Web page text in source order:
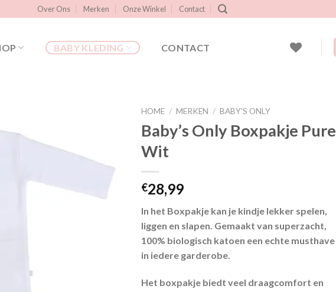
Over Ons Merken Onze Winkel Contact
BABY KLEDING CONTACT
Toevoegen
HOME / MERKEN / BABY'S ONLY
Baby’s Only Boxpakje Pure
Wit
€28,99
In het Boxpakje kan je kindje lekker spelen,
liggen en slapen. Gemaakt van superzacht,
100% biologisch katoen een echte musthave
in iedere garderobe.
Het boxpakje biedt veel draagcomfort en